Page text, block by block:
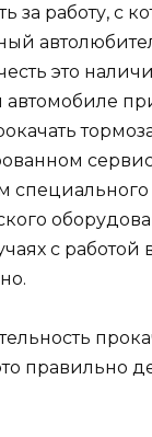
за работу, с
это
специального
с работой